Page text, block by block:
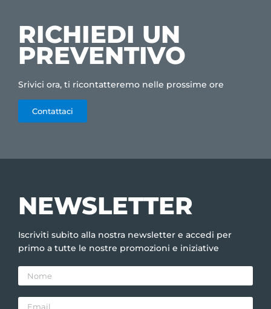
RICHIEDI UN
PREVENTIVO
Srivici ora, ti ricontatteremo nelle prossime ore
Contattaci
NEWSLETTER
Iscriviti subito alla nostra newsletter e accedi per
primo a tutte le nostre promozioni e iniziative